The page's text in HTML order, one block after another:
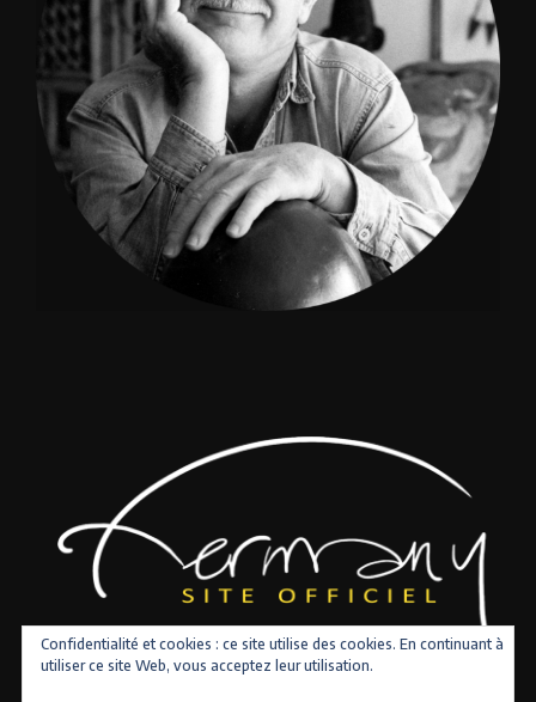
Confidentialité et cookies : ce site utilise des cookies. En continuant à
utiliser ce site Web, vous acceptez leur utilisation.